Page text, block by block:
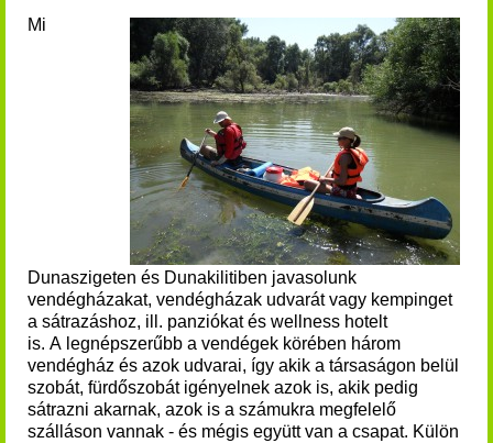
Mi
Dunaszigeten és Dunakilitiben javasolunk
vendégházakat, vendégházak udvarát vagy kempinget
a sátrazáshoz, ill. panziókat és wellness hotelt
is. A legnépszerűbb a vendégek körében három
vendégház és azok udvarai, így akik a társaságon belül
szobát, fürdőszobát igényelnek azok is, akik pedig
sátrazni akarnak, azok is a számukra megfelelő
szálláson vannak - és mégis együtt van a csapat. Külön